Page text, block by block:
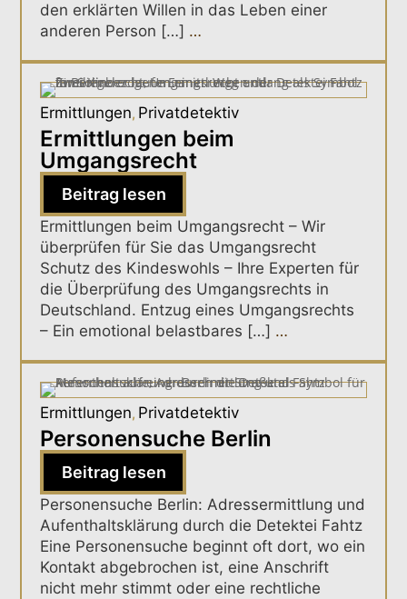
den erklärten Willen in das Leben einer
anderen Person […] …
Ermittlungen, Privatdetektiv
Ermittlungen beim
Umgangsrecht
Beitrag lesen
Ermittlungen beim Umgangsrecht – Wir
überprüfen für Sie das Umgangsrecht
Schutz des Kindeswohls – Ihre Experten für
die Überprüfung des Umgangsrechts in
Deutschland. Entzug eines Umgangsrechts
– Ein emotional belastbares […] …
Ermittlungen, Privatdetektiv
Personensuche Berlin
Beitrag lesen
Personensuche Berlin: Adressermittlung und
Aufenthaltsklärung durch die Detektei Fahtz
Eine Personensuche beginnt oft dort, wo ein
Kontakt abgebrochen ist, eine Anschrift
nicht mehr stimmt oder eine rechtliche